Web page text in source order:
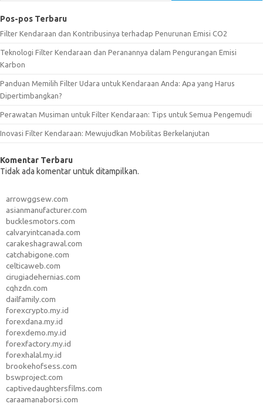
Pos-pos Terbaru
Filter Kendaraan dan Kontribusinya terhadap Penurunan Emisi CO2
Teknologi Filter Kendaraan dan Peranannya dalam Pengurangan Emisi
Karbon
Panduan Memilih Filter Udara untuk Kendaraan Anda: Apa yang Harus
Dipertimbangkan?
Perawatan Musiman untuk Filter Kendaraan: Tips untuk Semua Pengemudi
Inovasi Filter Kendaraan: Mewujudkan Mobilitas Berkelanjutan
Komentar Terbaru
Tidak ada komentar untuk ditampilkan.
arrowggsew.com
asianmanufacturer.com
bucklesmotors.com
calvaryintcanada.com
carakeshagrawal.com
catchabigone.com
celticaweb.com
cirugiadehernias.com
cqhzdn.com
dailfamily.com
forexcrypto.my.id
forexdana.my.id
forexdemo.my.id
forexfactory.my.id
forexhalal.my.id
brookehofsess.com
bswproject.com
captivedaughtersfilms.com
caraamanaborsi.com